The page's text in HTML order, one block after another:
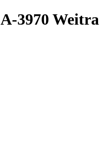
A-3970 Weitra